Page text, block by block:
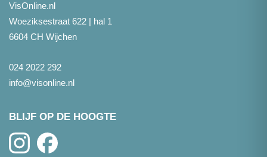
VisOnline.nl
Woeziksestraat 622 | hal 1
6604 CH Wijchen
024 2022 292
info@visonline.nl
BLIJF OP DE HOOGTE